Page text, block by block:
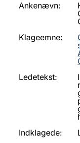
Ankenævn:
Klageemne:
Ledetekst:
Indklagede: